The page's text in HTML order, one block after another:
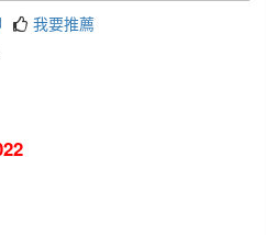
我要推薦